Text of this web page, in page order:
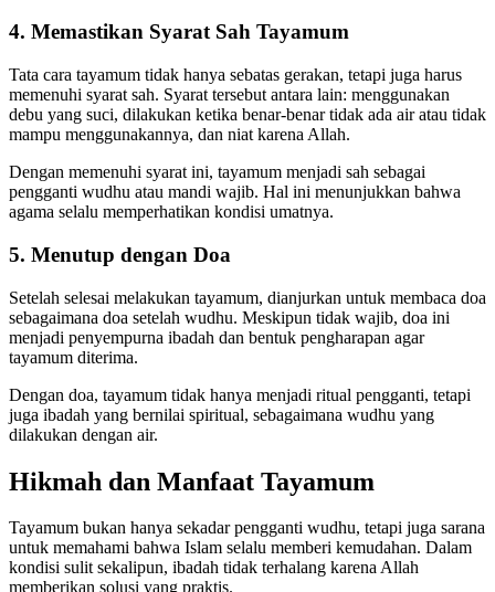
4. Memastikan Syarat Sah Tayamum
Tata cara tayamum tidak hanya sebatas gerakan, tetapi juga harus
memenuhi syarat sah. Syarat tersebut antara lain: menggunakan
debu yang suci, dilakukan ketika benar-benar tidak ada air atau tidak
mampu menggunakannya, dan niat karena Allah.
Dengan memenuhi syarat ini, tayamum menjadi sah sebagai
pengganti wudhu atau mandi wajib. Hal ini menunjukkan bahwa
agama selalu memperhatikan kondisi umatnya.
5. Menutup dengan Doa
Setelah selesai melakukan tayamum, dianjurkan untuk membaca doa
sebagaimana doa setelah wudhu. Meskipun tidak wajib, doa ini
menjadi penyempurna ibadah dan bentuk pengharapan agar
tayamum diterima.
Dengan doa, tayamum tidak hanya menjadi ritual pengganti, tetapi
juga ibadah yang bernilai spiritual, sebagaimana wudhu yang
dilakukan dengan air.
Hikmah dan Manfaat Tayamum
Tayamum bukan hanya sekadar pengganti wudhu, tetapi juga sarana
untuk memahami bahwa Islam selalu memberi kemudahan. Dalam
kondisi sulit sekalipun, ibadah tidak terhalang karena Allah
memberikan solusi yang praktis.